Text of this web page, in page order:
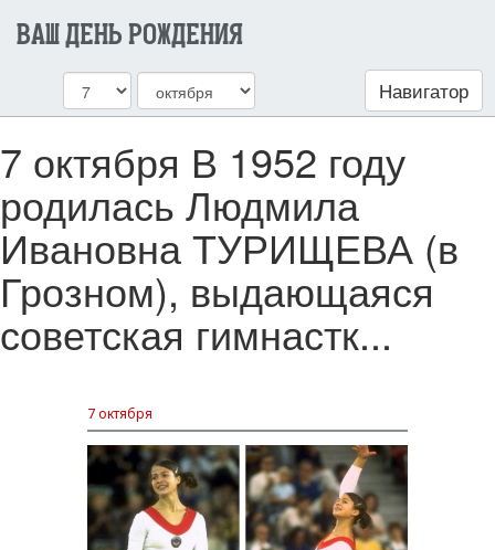
ВАШ ДЕНЬ РОЖДЕНИЯ
Навигатор
7 октября В 1952 году
родилась Людмила
Ивановна ТУРИЩЕВА (в
Грозном), выдающаяся
советская гимнастк...
7 октября